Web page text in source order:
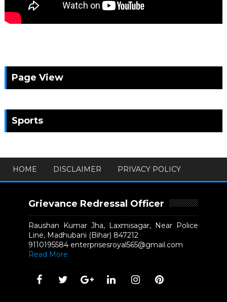
Page View
Sports
HOME DISCLAIMER PRIVACY POLICY
Grievance Redressal Officer
Raushan Kumar Jha, Laxmisagar, Near Police
Line, Madhubani (Bihar) 847212
9110195584 enterprisesroyal565@gmail.com
Read More